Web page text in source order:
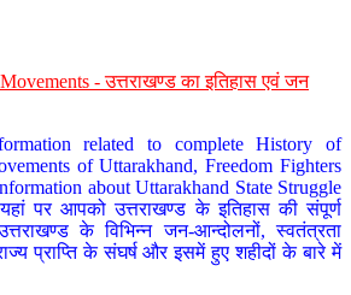
- उत्तराखण्ड का इतिहास एवं जन
related to complete History of
of Uttarakhand, Freedom Fighters
about Uttarakhand State Struggle
पर आपको उत्तराखण्ड के इतिहास की संपूर्ण
के विभिन्न जन-आन्दोलनों, स्वतंत्रता
प्राप्ति के संघर्ष और इसमें हुए शहीदों के बारे में